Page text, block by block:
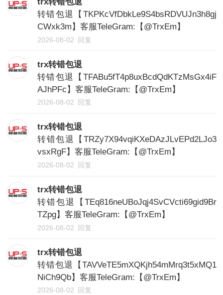
转错包退【TKPKcVfDbkLe9S4bsRDVUJn3h8gj
CWxk3m】客服TeleGram:【@TrxEm】
2026-08-02 回复
trx转错包退
转错包退【TFABu5fT4p8uxBcdQdKTzMsGx4iF
AJhPFc】客服TeleGram:【@TrxEm】
2026-08-02 回复
trx转错包退
转错包退【TRZy7X94vqiKXeDAzJLvEPd2LJo3
vsxRgF】客服TeleGram:【@TrxEm】
2026-08-02 回复
trx转错包退
转错包退【TEq816neUBoJqj4SvCVcti69gid9Br
TZpg】客服TeleGram:【@TrxEm】
2026-08-02 回复
trx转错包退
转错包退【TAVVeTE5mXQKjh54mMrq3t5xMQ1
NiCh9Qb】客服TeleGram:【@TrxEm】
2026-08-02 回复